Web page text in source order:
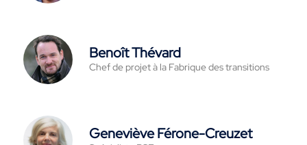
Benoît Thévard
Chef de projet à la Fabrique des transitions
Geneviève Férone-Creuzet